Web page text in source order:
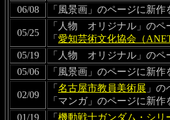
06/08
「風景画」のページに新作
05/25
「人物 オリジナル」のペ
「 愛知芸術文化協会（
05/19
「人物 オリジナル」のペ
05/06
「風景画」のページに新作
02/09
「 名古屋市教員美術展 」
「マンガ」のページに新
01/19
「 機動戦士ガンダム・シリ